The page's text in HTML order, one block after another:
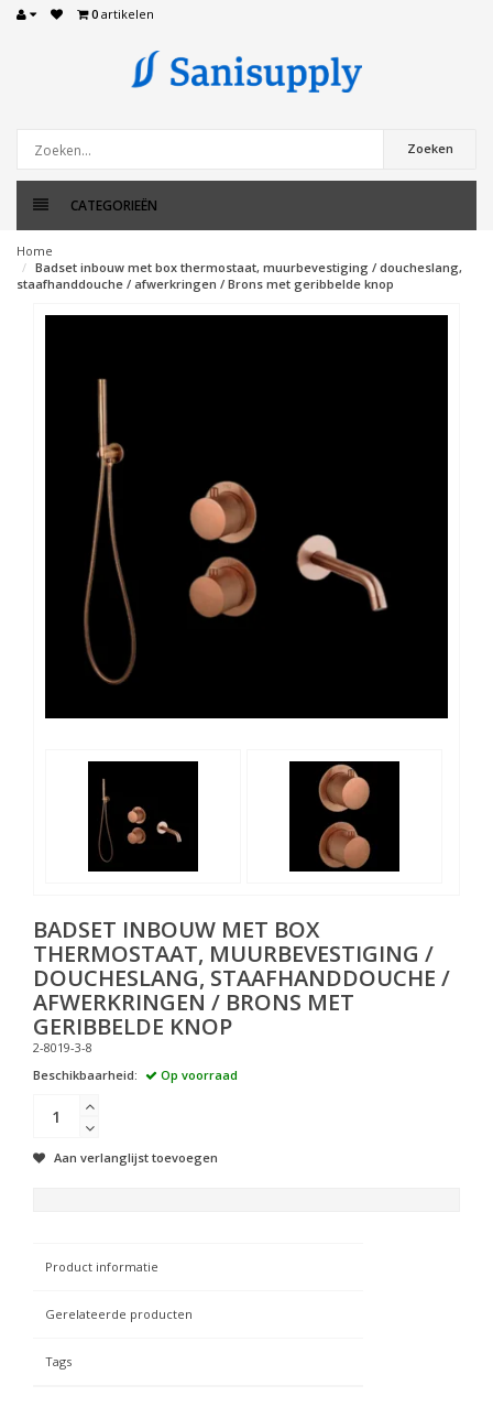
0 artikelen
Zoeken
CATEGORIEËN
Home
Badset inbouw met box thermostaat, muurbevestiging / doucheslang,
staafhanddouche / afwerkringen / Brons met geribbelde knop
BADSET INBOUW MET BOX
THERMOSTAAT, MUURBEVESTIGING /
DOUCHESLANG, STAAFHANDDOUCHE /
AFWERKRINGEN / BRONS MET
GERIBBELDE KNOP
2-8019-3-8
Beschikbaarheid:
Op voorraad
Aan verlanglijst toevoegen
Product informatie
Gerelateerde producten
Tags